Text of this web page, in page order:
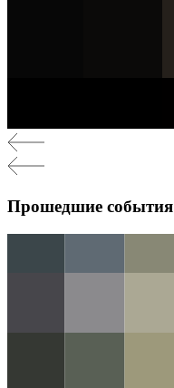
Прошедшие события